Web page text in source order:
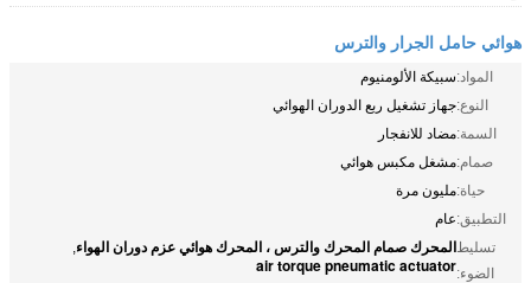
هوائي حامل الجرار والترس
المواد:سبيكة الألومنيوم
النوع:جهاز تشغيل ربع الدوران الهوائي
السمة:مضاد للانفجار
صمام:مشغل مكبس هوائي
حياة:مليون مرة
التطبيق:عام
تسليط
الضوء:
المحرك صمام المحرك والترس ، المحرك هوائي عزم دوران الهواء,
air torque pneumatic actuator